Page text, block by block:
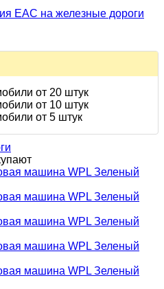
EAC на железные дороги
от 20 штук
от 10 штук
от 5 штук